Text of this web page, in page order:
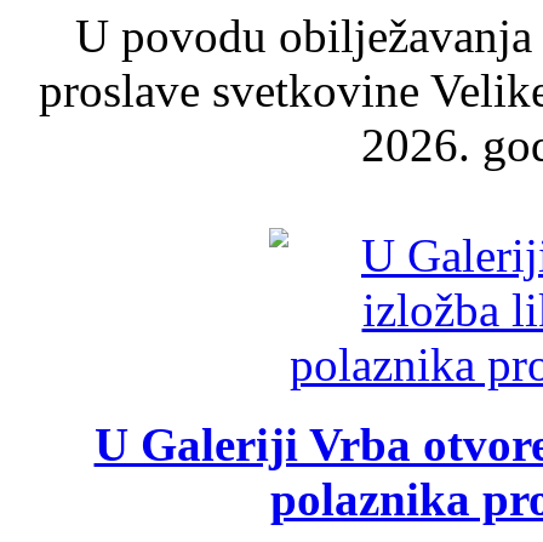
U povodu
proslave svetkovine
2026.
U Galeriji Vrba
polaznika